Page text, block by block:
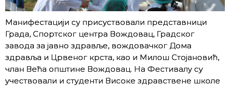
Манифестацији су присуствовали представници
Града, Спортског центра Вождовац, Градског
завода за јавно здравље, вождовачког Дома
здравља и Црвеног крста, као и Милош Стојановић,
члан Већа општине Вождовац. На Фестивалу су
учествовали и студенти Високе здравствене школе